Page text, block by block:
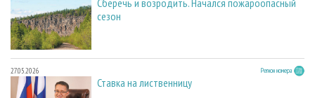
сезон
27.05.2026 Регион номера
Ставка на лиственницу